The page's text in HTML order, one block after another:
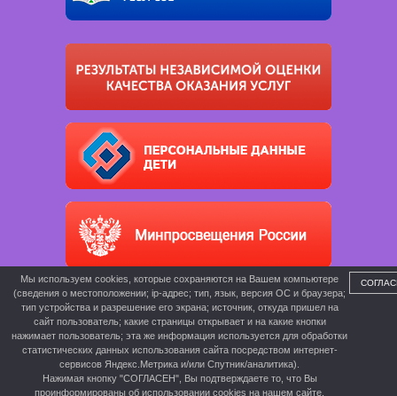
Мы используем cookies, которые сохраняются на Вашем компьютере
(сведения о местоположении; ip-адрес; тип, язык, версия ОС и браузера;
тип устройства и разрешение его экрана; источник, откуда пришел на
сайт пользователь; какие страницы открывает и на какие кнопки
нажимает пользователь; эта же информация используется для обработки
статистических данных использования сайта посредством интернет-
сервисов Яндекс.Метрика и/или Спутник/аналитика).
Нажимая кнопку "СОГЛАСЕН", Вы подтверждаете то, что Вы
проинформированы об использовании cookies на нашем сайте.